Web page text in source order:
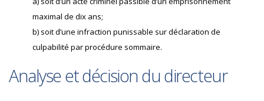
maximal de dix ans;
b) soit d’une infraction punissable sur déclaration de
culpabilité par procédure sommaire.
Analyse et décision du directeur